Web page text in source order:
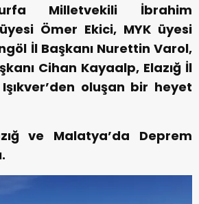
Milletvekili İbrahim
Ömer Ekici, MYK üyesi
İl Başkanı Nurettin Varol,
Cihan Kayaalp, Elazığ İl
oluşan bir heyet
ve Malatya’da Deprem